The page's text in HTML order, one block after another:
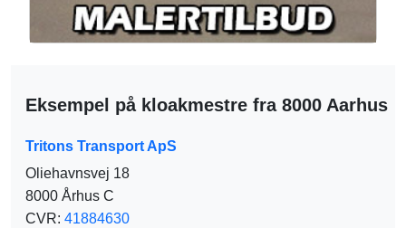
Eksempel på kloakmestre fra 8000 Aarhus
Tritons Transport ApS
Oliehavnsvej 18
8000 Århus C
CVR: 41884630